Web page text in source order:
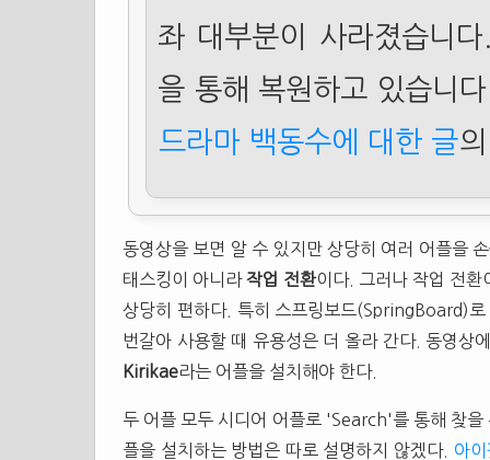
좌 대부분이 사라졌습니
을 통해 복원하고 있습니
드라마 백동수에 대한 글
동영상을 보면 알 수 있지만 상당히 여러 어플을
태스킹이 아니라 작업 전환이다. 그러나 작업 전환
상당히 편하다. 특히 스프링보드(SpringBoard)
번갈아 사용할 때 유용성은 더 올라 간다. 동영상
Kirikae라는 어플을 설치해야 한다.
두 어플 모두 시디어 어플로 'Search'를 통해 찾
플을 설치하는 방법은 따로 설명하지 않겠다.
아